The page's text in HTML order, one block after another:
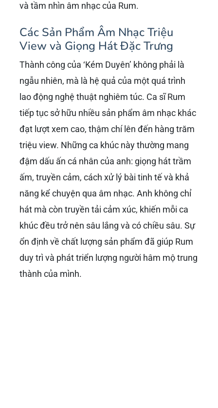
và tầm nhìn âm nhạc của Rum.
Các Sản Phẩm Âm Nhạc Triệu
View và Giọng Hát Đặc Trưng
Thành công của ‘Kém Duyên’ không phải là
ngẫu nhiên, mà là hệ quả của một quá trình
lao động nghệ thuật nghiêm túc. Ca sĩ Rum
tiếp tục sở hữu nhiều sản phẩm âm nhạc khác
đạt lượt xem cao, thậm chí lên đến hàng trăm
triệu view. Những ca khúc này thường mang
đậm dấu ấn cá nhân của anh: giọng hát trầm
ấm, truyền cảm, cách xử lý bài tinh tế và khả
năng kể chuyện qua âm nhạc. Anh không chỉ
hát mà còn truyền tải cảm xúc, khiến mỗi ca
khúc đều trở nên sâu lắng và có chiều sâu. Sự
ổn định về chất lượng sản phẩm đã giúp Rum
duy trì và phát triển lượng người hâm mộ trung
thành của mình.